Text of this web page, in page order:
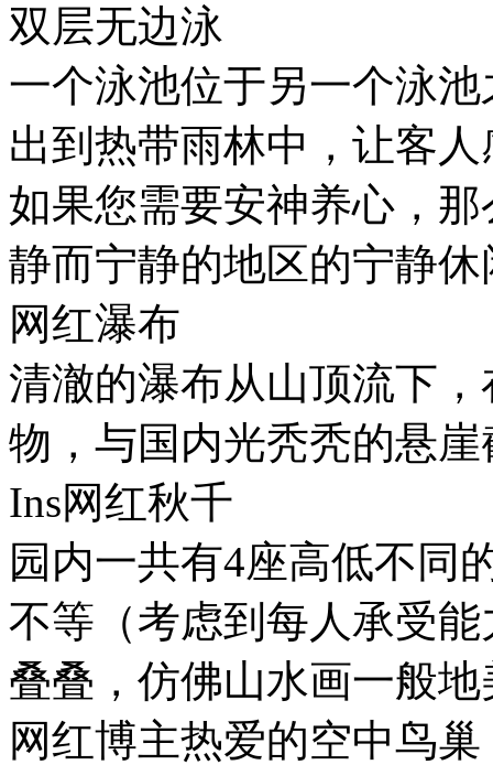
双层无边泳
一个泳池位于另一个泳
出到热带雨林中，让客
如果您需要安神养心，
静而宁静的地区的宁静
网红瀑布
清澈的瀑布从山顶流下
物，与国内光秃秃的悬
Ins网红秋千
园内一共有4座高低不同
不等（考虑到每人承受
叠叠，仿佛山水画一般地
网红博主热爱的空中鸟巢